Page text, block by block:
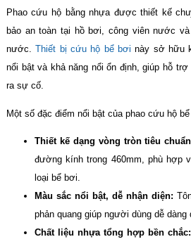
Phao cứu hộ bằng nhựa được thiết kế
bảo an toàn tại hồ bơi, công viên nước
nước.Thiết bị cứu hộ bể bơi này sở hữu
nổi bật và khả năng nổi ổn định, giúp hỗ
ra sự cố.
Một số đặc điểm nổi bật của phao cứu hộ
Thiết kế dạng vòng tròn tiêu
đường kính trong 460mm, phù hợp
loại bể bơi.
Màu sắc nổi bật, dễ nhận diện:
phản quang giúp người dùng dễ
Chất liệu nhựa tổng hợp bền chắc: